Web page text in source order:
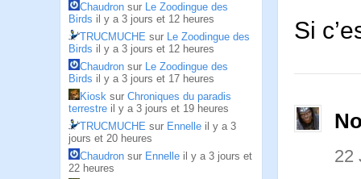
Chaudron sur Le Zoodingue des
Birds il y a 3 jours et 12 heures
TRUCMUCHE sur Le Zoodingue des
Birds il y a 3 jours et 12 heures
Chaudron sur Le Zoodingue des
Birds il y a 3 jours et 17 heures
Kiosk sur Chroniques du paradis
terrestre il y a 3 jours et 19 heures
TRUCMUCHE sur Ennelle il y a 3
jours et 20 heures
Chaudron sur Ennelle il y a 3 jours et
22 heures
Si
22